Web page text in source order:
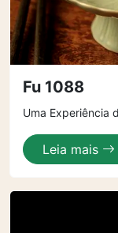
Fu 1088
Uma Experiência
Leia mais